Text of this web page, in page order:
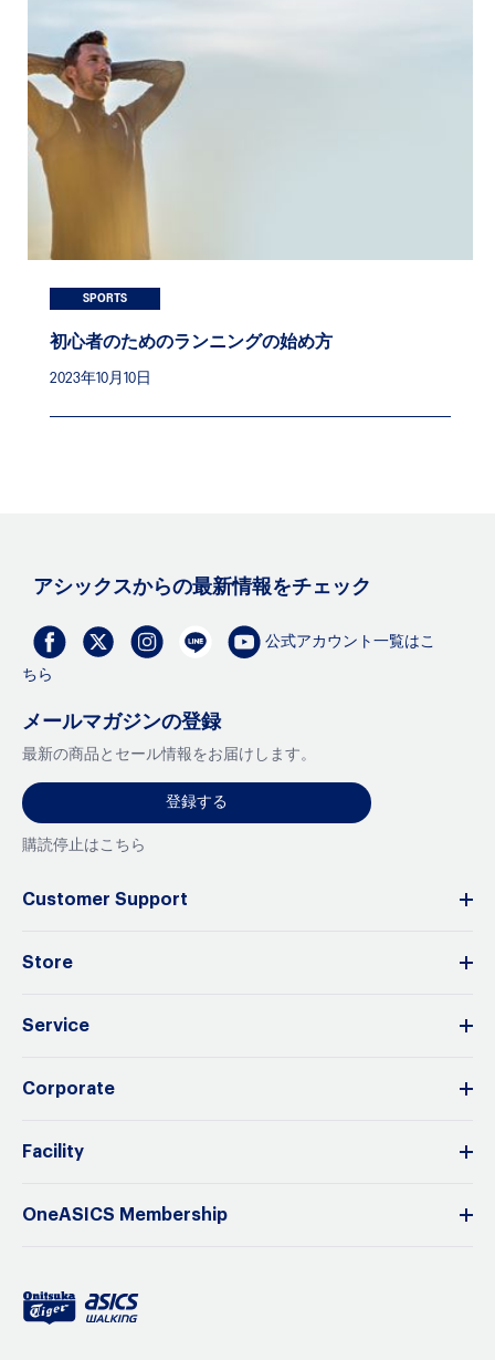
SPORTS
初心者のためのランニングの始め方
2023年10月10日
アシックスからの最新情報をチェック
公式アカウント一覧はこ
ちら
メールマガジンの登録
最新の商品とセール情報をお届けします。
登録する
購読停止はこちら
Customer Support
Store
Service
Corporate
Facility
OneASICS Membership